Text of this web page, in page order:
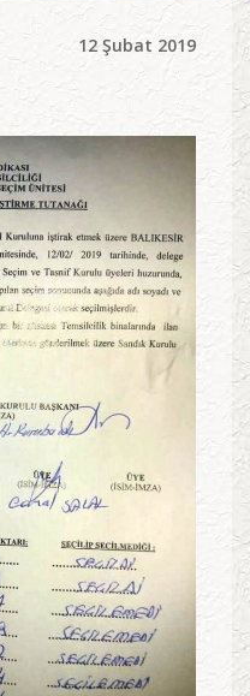
12 Şubat 2019